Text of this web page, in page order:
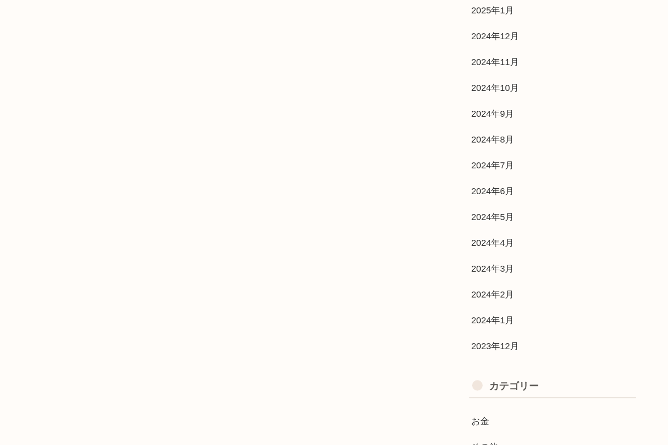
2025年1月
2024年12月
2024年11月
2024年10月
2024年9月
2024年8月
2024年7月
2024年6月
2024年5月
2024年4月
2024年3月
2024年2月
2024年1月
2023年12月
カテゴリー
お金